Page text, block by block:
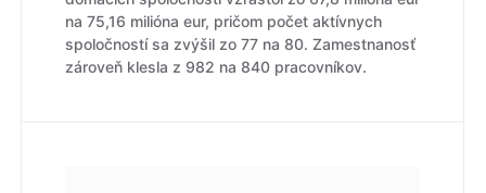
na 75,16 milióna eur, pričom počet aktívnych
spoločností sa zvýšil zo 77 na 80. Zamestnanosť
zároveň klesla z 982 na 840 pracovníkov.